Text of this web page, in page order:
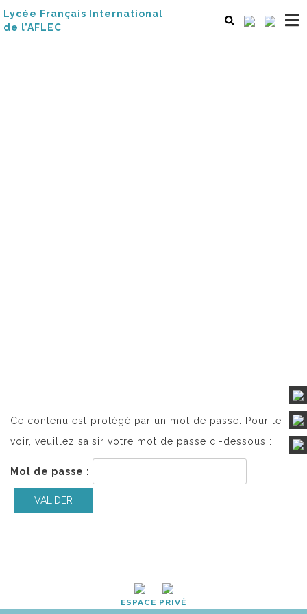
Lycée Français International
de l’AFLEC
Ce contenu est protégé par un mot de passe. Pour le
voir, veuillez saisir votre mot de passe ci-dessous :
Mot de passe :
ESPACE PRIVÉ